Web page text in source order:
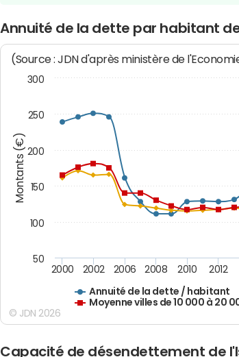
Annuité de la dette par habitant
Montants (€)
(Source : JDN d'après ministère de
Annuité de la dette / habitant
Moyenne villes de 10 000 à 20
2000 2002 2006 2008 2010 2012
50
100
150
200
250
300
© JDN 2026
Capacité de désendettement de